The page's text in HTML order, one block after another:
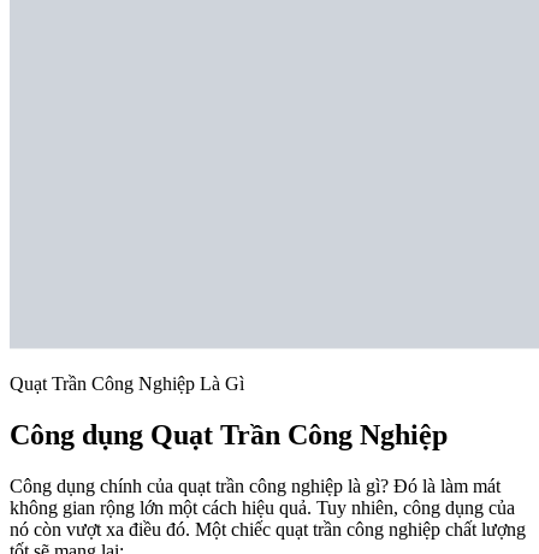
Quạt Trần Công Nghiệp Là Gì
Công dụng Quạt Trần Công Nghiệp
Công dụng chính của quạt trần công nghiệp là gì? Đó là làm mát
không gian rộng lớn một cách hiệu quả. Tuy nhiên, công dụng của
nó còn vượt xa điều đó. Một chiếc quạt trần công nghiệp chất lượng